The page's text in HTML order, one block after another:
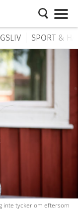
SPORT &
inte tycker om eftersom